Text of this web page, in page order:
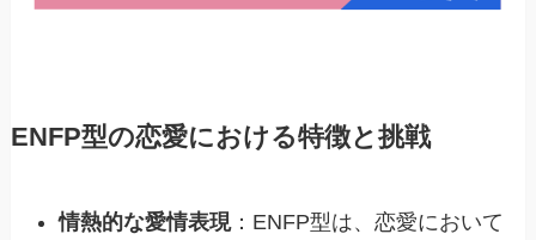
ENFP型の恋愛における特徴と挑戦
情熱的な愛情表現：ENFP型は、恋愛において